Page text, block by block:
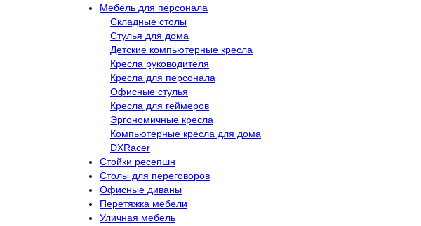
Мебель для персонала
Складные столы
Стулья для дома
Детские компьютерные кресла
Кресла руководителя
Кресла для персонала
Офисные стулья
Кресла для геймеров
Эргономичные кресла
Компьютерные кресла для дома
DXRacer
Стойки ресепшн
Столы для переговоров
Офисные диваны
Перетяжка мебели
Уличная мебель